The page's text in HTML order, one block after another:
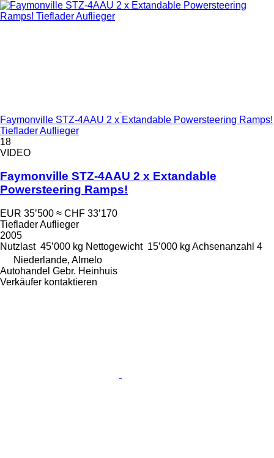
Faymonville STZ-4AAU 2 x Extandable Powersteering Ramps!
Tieflader Auflieger
18
VIDEO
Faymonville STZ-4AAU 2 x Extandable
Powersteering Ramps!
EUR 35’500 ≈ CHF 33’170
Tieflader Auflieger
2005
Nutzlast 45’000 kg Nettogewicht 15’000 kg Achsenanzahl 4
Niederlande, Almelo
Autohandel Gebr. Heinhuis
Verkäufer kontaktieren